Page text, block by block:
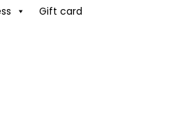
Gift card